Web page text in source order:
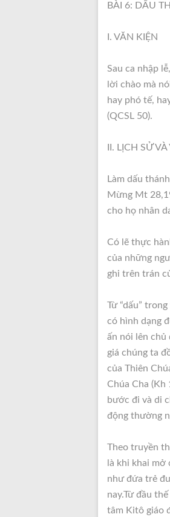
BÀI 6: DẤU
I. VĂN KIỆN
Sau ca nhập
lời chào mà
hay phó tế,
(QCSL 50).
II. LỊCH SỬ
Làm dấu
Mừng Mt
cho họ nhân
Có lẽ thực
của những
ghi trên trán
Từ “dấu”
có hình dạng
ấn nói lên chủ
giá chúng ta
của Thiên
Chúa Cha (Kh
bước đi và di
động thường
Theo truyền
là khi khai
như đứa trẻ
nay.Từ đầu
tâm Kitô giáo